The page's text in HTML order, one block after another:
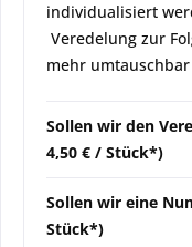
individualisiert
Veredelung zur
mehr
Sollen wir den
4,50 € / Stück*)
Sollen wir eine
Stück*)